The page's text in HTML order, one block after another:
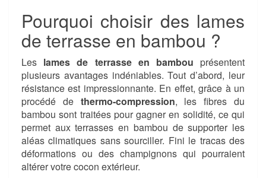
Pourquoi choisir des lames
de terrasse en bambou ?
Les lames de terrasse en bambou présentent
plusieurs avantages indéniables. Tout d’abord, leur
résistance est impressionnante. En effet, grâce à un
procédé de thermo-compression, les fibres du
bambou sont traitées pour gagner en solidité, ce qui
permet aux terrasses en bambou de supporter les
aléas climatiques sans sourciller. Fini le tracas des
déformations ou des champignons qui pourraient
altérer votre cocon extérieur.